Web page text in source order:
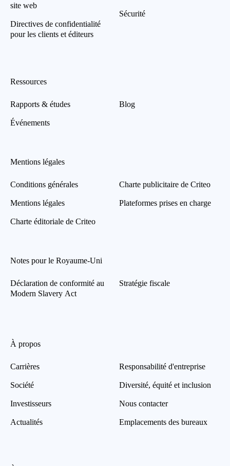
site web
Directives de confidentialité
pour les clients et éditeurs
Sécurité
Ressources
Rapports & études
Événements
Blog
Mentions légales
Conditions générales
Mentions légales
Charte éditoriale de Criteo
Charte publicitaire de Criteo
Plateformes prises en charge
Notes pour le Royaume-Uni
Déclaration de conformité au
Modern Slavery Act
Stratégie fiscale
À propos
Carrières
Société
Investisseurs
Actualités
Responsabilité d'entreprise
Diversité, équité et inclusion
Nous contacter
Emplacements des bureaux